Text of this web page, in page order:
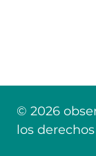
© 2026
los